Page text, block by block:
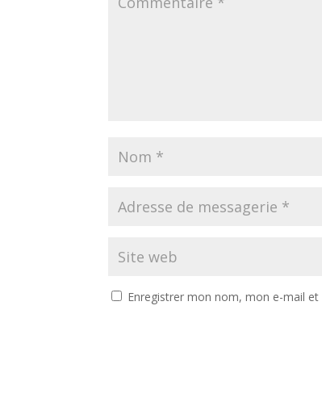
Enregistrer mon nom, mon e-mail